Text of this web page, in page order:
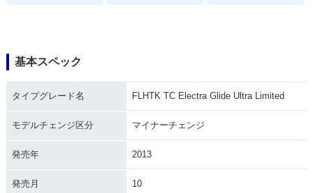
2018年 FLHTK Ultr
2017年 FLHTK Ultr
2016年 FLHTK TC
基本スペック
タイプグレード名 FLHTK TC Electra Glide Ultra Limited
モデルチェンジ区分 マイナーチェンジ
発売年 2013
発売月 10